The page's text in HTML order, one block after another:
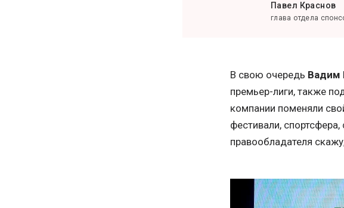
Павел Краснов
глава отдела
В свою очередь Вадим
премьер-лиги, также
компании поменяли
фестивали,
правообладателя